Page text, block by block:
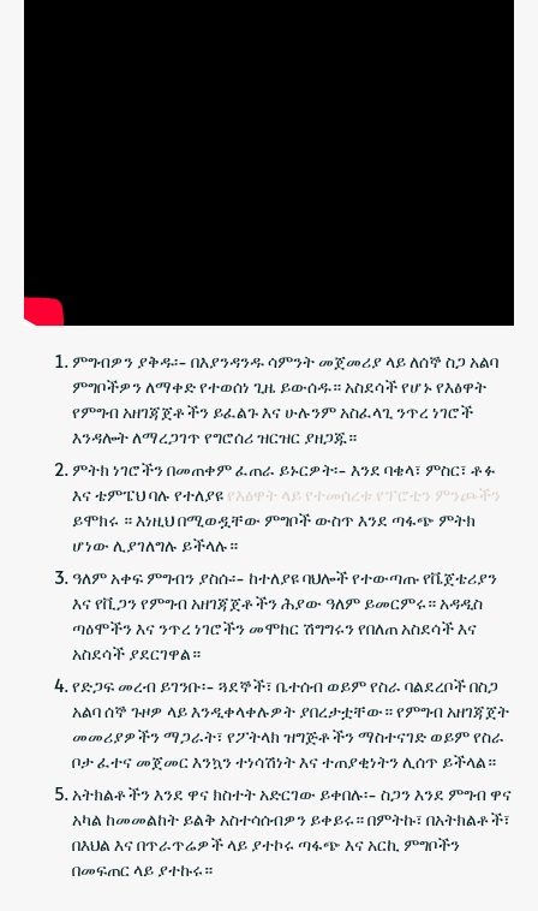
ምግብዎን ያቅዱ፡- በእያንዳንዱ ሳምንት መጀመሪያ ላይ ለሰኞ ስጋ አልባ
ምግቦችዎን ለማቀድ የተወሰነ ጊዜ ይውሰዱ። አስደሳች የሆኑ የእፅዋት
የምግብ አዘገጃጀቶችን ይፈልጉ እና ሁሉንም አስፈላጊ ንጥረ ነገሮች
እንዳሎት ለማረጋገጥ የግሮሰሪ ዝርዝር ያዘጋጁ።
ምትክ ነገሮችን በመጠቀም ፈጠራ ይኑርዎት፡- እንደ ባቄላ፣ ምስር፣ ቶፉ
እና ቴምፔህ ባሉ የተለያዩ የእፅዋት ላይ የተመሰረቱ የፕሮቲን ምንጮችን
ይሞክሩ ። እነዚህ በሚወዷቸው ምግቦች ውስጥ እንደ ጣፋጭ ምትክ
ሆነው ሊያገለግሉ ይችላሉ።
ዓለም አቀፍ ምግብን ያስሱ፡- ከተለያዩ ባህሎች የተውጣጡ የቬጀቴሪያን
እና የቪጋን የምግብ አዘገጃጀቶችን ሕያው ዓለም ይመርምሩ። አዳዲስ
ጣዕሞችን እና ንጥረ ነገሮችን መሞከር ሽግግሩን የበለጠ አስደሳች እና
አስደሳች ያደርገዋል።
የድጋፍ መረብ ይገንቡ፡- ጓደኞች፣ ቤተሰብ ወይም የስራ ባልደረቦች በስጋ
አልባ ሰኞ ጉዞዎ ላይ እንዲቀላቀሉዎት ያበረታቷቸው። የምግብ አዘገጃጀት
መመሪያዎችን ማጋራት፣ የፖትላክ ዝግጅቶችን ማስተናገድ ወይም የስራ
ቦታ ፈተና መጀመር እንኳን ተነሳሽነት እና ተጠያቂነትን ሊሰጥ ይችላል።
አትክልቶችን እንደ ዋና ክስተት አድርገው ይቀበሉ፡- ስጋን እንደ ምግብ ዋና
አካል ከመመልከት ይልቅ አስተሳሰብዎን ይቀይሩ። በምትኩ፣ በአትክልቶች፣
በእህል እና በጥራጥሬዎች ላይ ያተኮሩ ጣፋጭ እና አርኪ ምግቦችን
በመፍጠር ላይ ያተኩሩ።